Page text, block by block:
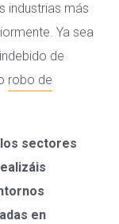
industrias más
Ya sea
de
robo de
sectores
en